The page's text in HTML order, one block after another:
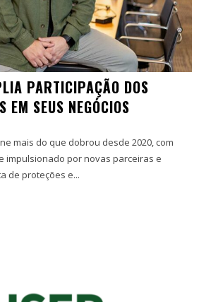
PARTICIPAÇÃO DOS
EM SEUS NEGÓCIOS
mais do que dobrou desde 2020, com
impulsionado por novas parceiras e
de proteções e...